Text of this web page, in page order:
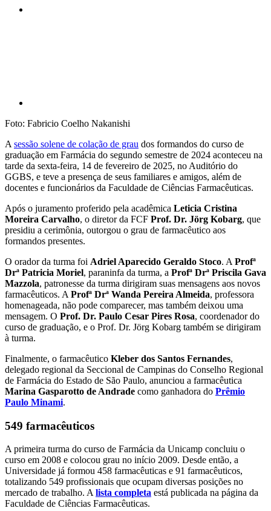
Foto: Fabricio Coelho Nakanishi
A sessão solene de colação de grau dos formandos do curso de
graduação em Farmácia do segundo semestre de 2024 aconteceu na
tarde da sexta-feira, 14 de fevereiro de 2025, no Auditório do
GGBS, e teve a presença de seus familiares e amigos, além de
docentes e funcionários da Faculdade de Ciências Farmacêuticas.
Após o juramento proferido pela acadêmica Leticia Cristina
Moreira Carvalho, o diretor da FCF Prof. Dr. Jörg Kobarg, que
presidiu a cerimônia, outorgou o grau de farmacêutico aos
formandos presentes.
O orador da turma foi Adriel Aparecido Geraldo Stoco. A Profª
Drª Patricia Moriel, paraninfa da turma, a Profª Drª Priscila Gava
Mazzola, patronesse da turma dirigiram suas mensagens aos novos
farmacêuticos. A Profª Drª Wanda Pereira Almeida, professora
homenageada, não pode comparecer, mas também deixou uma
mensagem. O Prof. Dr. Paulo Cesar Pires Rosa, coordenador do
curso de graduação, e o Prof. Dr. Jörg Kobarg também se dirigiram
à turma.
Finalmente, o farmacêutico Kleber dos Santos Fernandes,
delegado regional da Seccional de Campinas do Conselho Regional
de Farmácia do Estado de São Paulo, anunciou a farmacêutica
Marina Gasparotto de Andrade como ganhadora do Prêmio
Paulo Minami.
549 farmacêuticos
A primeira turma do curso de Farmácia da Unicamp concluiu o
curso em 2008 e colocou grau no início 2009. Desde então, a
Universidade já formou 458 farmacêuticas e 91 farmacêuticos,
totalizando 549 profissionais que ocupam diversas posições no
mercado de trabalho. A lista completa está publicada na página da
Faculdade de Ciências Farmacêuticas.